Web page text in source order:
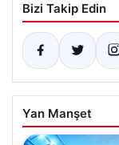
Bizi Takip Edin
Yan Manşet